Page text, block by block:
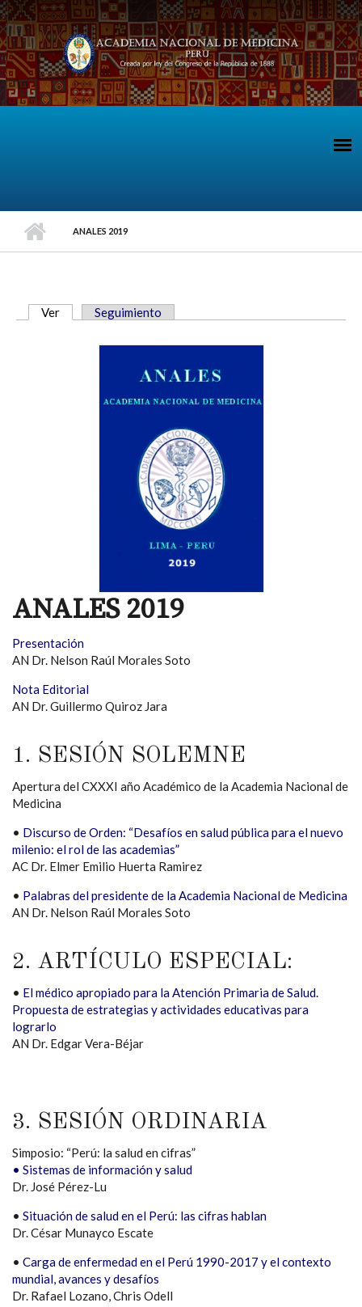
Pasar al contenido principal
ANALES 2019
Ver (solapa activa)
Seguimiento
ANALES 2019
Presentación
AN Dr. Nelson Raúl Morales Soto
Nota Editorial
AN Dr. Guillermo Quiroz Jara
1. SESIÓN SOLEMNE
Apertura del CXXXI año Académico de la Academia Nacional de
Medicina
• Discurso de Orden: “Desafíos en salud pública para el nuevo
milenio: el rol de las academias”
AC Dr. Elmer Emilio Huerta Ramirez
• Palabras del presidente de la Academia Nacional de Medicina
AN Dr. Nelson Raúl Morales Soto
2. ARTÍCULO ESPECIAL:
• El médico apropiado para la Atención Primaria de Salud.
Propuesta de estrategias y actividades educativas para
lograrlo
AN Dr. Edgar Vera-Béjar
3. SESIÓN ORDINARIA
Simposio: “Perú: la salud en cifras”
• Sistemas de información y salud
Dr. José Pérez-Lu
• Situación de salud en el Perú: las cifras hablan
Dr. César Munayco Escate
• Carga de enfermedad en el Perú 1990-2017 y el contexto
mundial, avances y desafíos
Dr. Rafael Lozano, Chris Odell